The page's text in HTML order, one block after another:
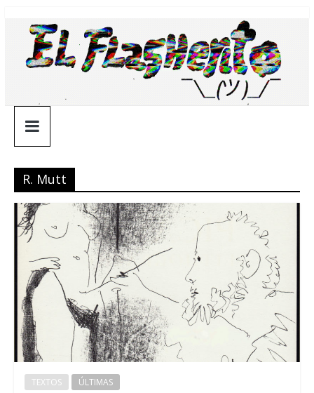
contenido
¯\_(ツ)_/
¯
R. Mutt
TEXTOS ÚLTIMAS